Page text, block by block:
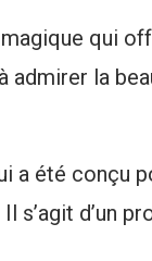
qui
admirer la
a été conçu
d’un